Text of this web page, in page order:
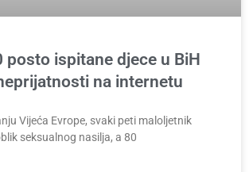
posto ispitane djece u BiH
na internetu
Vijeća Evrope, svaki peti maloljetnik
seksualnog nasilja, a 80